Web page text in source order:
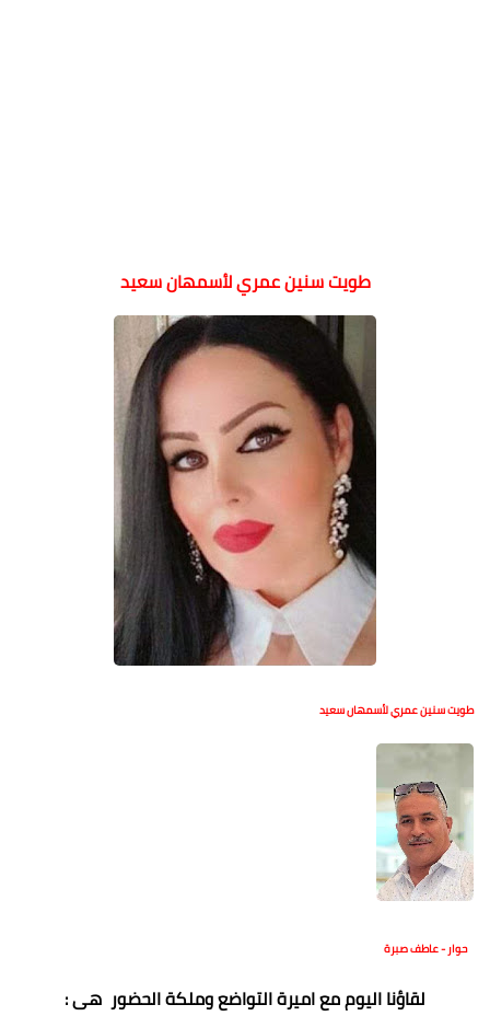
طويت سنين عمري لأسمهان سعيد
طويت سنين عمري لأسمهان سعيد
حوار - عاطف صبرة
لقاؤنا اليوم مع اميرة التواضع وملكة الحضور هى :